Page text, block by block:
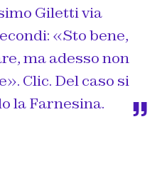
Giletti via
«Sto bene,
ma adesso non
Clic. Del caso si
la Farnesina.